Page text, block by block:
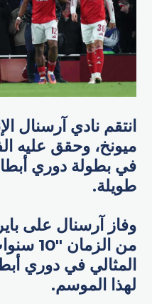
انتقم نادي آرسنال
في بطولة دوري
طويلة.
وفاز آرسنال على
من
المثالي في دوري
لهذا الموسم.